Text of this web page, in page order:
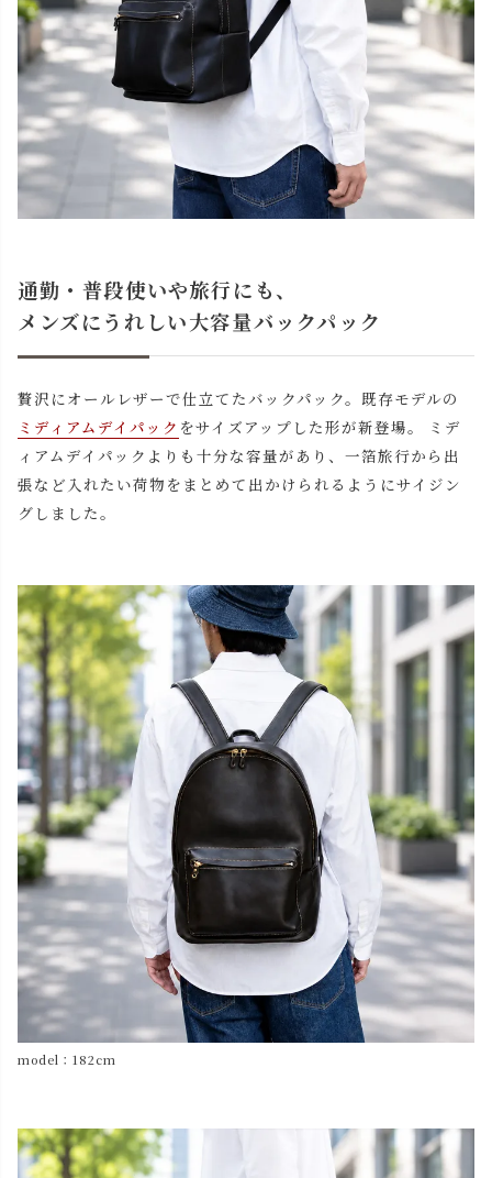
通勤・普段使いや旅行にも、
メンズにうれしい大容量バックパック
贅沢にオールレザーで仕立てたバックパック。既存モデルの
ミディアムデイパック をサイズアップした形が新登場。 ミデ
ィアムデイパックよりも十分な容量があり、一箔旅行から出
張など入れたい荷物をまとめて出かけられるようにサイジン
グしました。
model：182cm